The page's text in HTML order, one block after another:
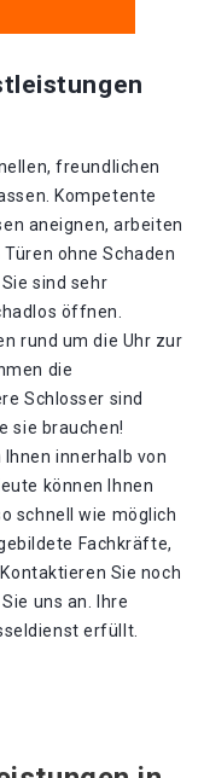
freundlichen
Kompetente
aneignen, arbeiten
ohne Schaden
sind sehr
öffnen.
rund um die Uhr zur
die
Schlosser sind
sie brauchen!
innerhalb von
können Ihnen
schnell wie möglich
Fachkräfte,
Sie noch
uns an. Ihre
erfüllt.